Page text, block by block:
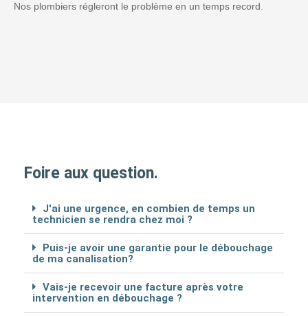
Nos plombiers régleront le problème en un temps record.
Foire aux question.
J'ai une urgence, en combien de temps un
technicien se rendra chez moi ?
Puis-je avoir une garantie pour le débouchage
de ma canalisation?
Vais-je recevoir une facture après votre
intervention en débouchage ?